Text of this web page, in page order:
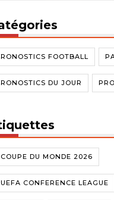
FOOTBALL
DU JOUR
DU MONDE 2026
CONFERENCE LEAGUE